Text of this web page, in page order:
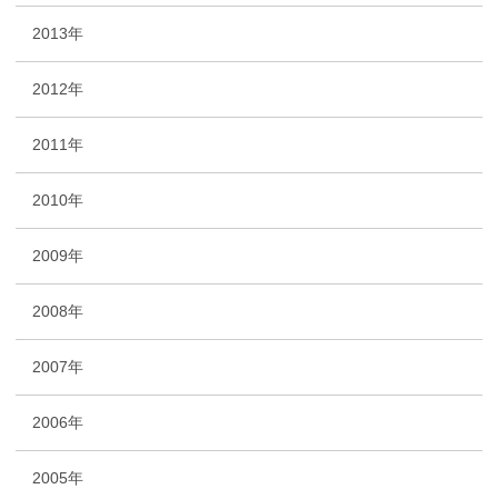
2013年
2012年
2011年
2010年
2009年
2008年
2007年
2006年
2005年